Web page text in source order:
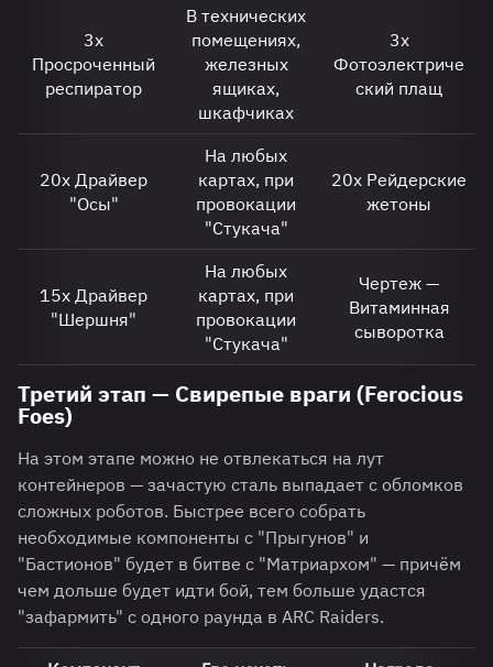
3х
Просроченный
респиратор
В технических
помещениях,
железных
ящиках,
шкафчиках
3х
Фотоэлектриче
ский плащ
20х Драйвер
"Осы"
На любых
картах, при
провокации
"Стукача"
20х Рейдерские
жетоны
15х Драйвер
"Шершня"
На любых
картах, при
провокации
"Стукача"
Чертеж —
Витаминная
сыворотка
Третий этап — Свирепые враги (Ferocious
Foes)
На этом этапе можно не отвлекаться на лут
контейнеров — зачастую сталь выпадает с обломков
сложных роботов. Быстрее всего собрать
необходимые компоненты с "Прыгунов" и
"Бастионов" будет в битве с "Матриархом" — причём
чем дольше будет идти бой, тем больше удастся
"зафармить" с одного раунда в ARC Raiders.